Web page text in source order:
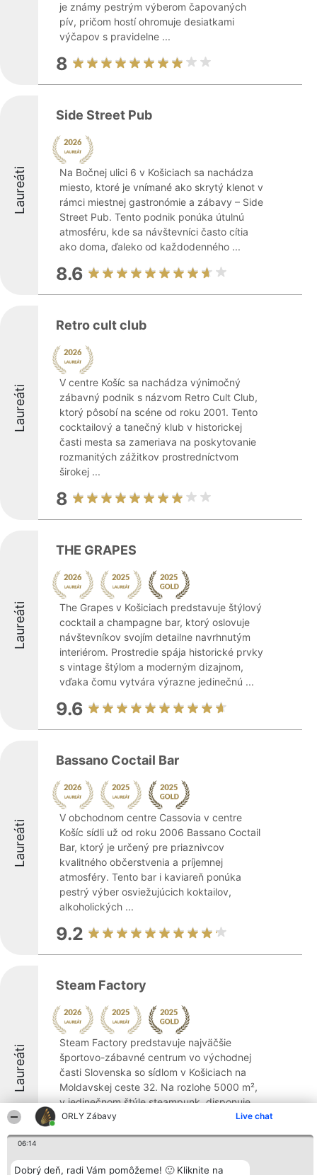
ORLY Zábavy Live chat
06:14
Dobrý deň, radi Vám pomôžeme! 🙂 Kliknite na
je známy pestrým výberom čapovaných
pív, pričom hostí ohromuje desiatkami
výčapov s pravidelne ...
8
Laureáti
Side Street Pub
Na Bočnej ulici 6 v Košiciach sa nachádza
miesto, ktoré je vnímané ako skrytý klenot v
rámci miestnej gastronómie a zábavy – Side
Street Pub. Tento podnik ponúka útulnú
atmosféru, kde sa návštevníci často cítia
ako doma, ďaleko od každodenného ...
8.6
Laureáti
Retro cult club
V centre Košíc sa nachádza výnimočný
zábavný podnik s názvom Retro Cult Club,
ktorý pôsobí na scéne od roku 2001. Tento
cocktailový a tanečný klub v historickej
časti mesta sa zameriava na poskytovanie
rozmanitých zážitkov prostredníctvom
širokej ...
8
Laureáti
THE GRAPES
The Grapes v Košiciach predstavuje štýlový
cocktail a champagne bar, ktorý oslovuje
návštevníkov svojím detailne navrhnutým
interiérom. Prostredie spája historické prvky
s vintage štýlom a moderným dizajnom,
vďaka čomu vytvára výrazne jedinečnú ...
9.6
Laureáti
Bassano Coctail Bar
V obchodnom centre Cassovia v centre
Košíc sídli už od roku 2006 Bassano Coctail
Bar, ktorý je určený pre priaznivcov
kvalitného občerstvenia a príjemnej
atmosféry. Tento bar i kaviareň ponúka
pestrý výber osviežujúcich koktailov,
alkoholických ...
9.2
Laureáti
Steam Factory
Steam Factory predstavuje najväčšie
športovo-zábavné centrum vo východnej
časti Slovenska so sídlom v Košiciach na
Moldavskej ceste 32. Na rozlohe 5000 m²,
v jedinečnom štýle steampunk, disponuje
širokou paletou atrakcií pre rôzne vekové
9.2